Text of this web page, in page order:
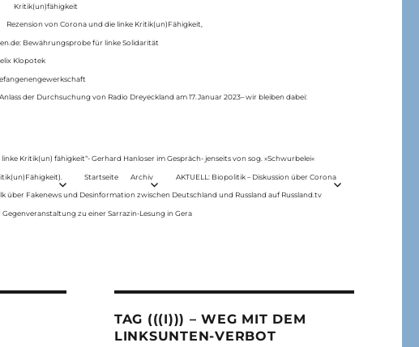
Kritik(un)fähigkeit
Rezension von Corona und die linke Kritik(un)Fähigkeit,
Bewährungsprobe für linke Solidarität
Klopotek
der Durchsuchung von Radio Dreyeckland am 17.Januar 2023– wir bleiben dabei:
linke Kritik(un) fähigkeit“- Gerhard Hanloser im Gespräch- jenseits von sog. »Schwurbelei«
Startseite Archiv AKTUELL: Biopolitik – Diskussion über Corona
über Fakenews und Desinformation zwischen Deutschland und Russland auf Russland.tv
zu einer Sarrazin-Lesung in Gera
TAG (((I))) – WEG MIT DEM
LINKSUNTEN-VERBOT